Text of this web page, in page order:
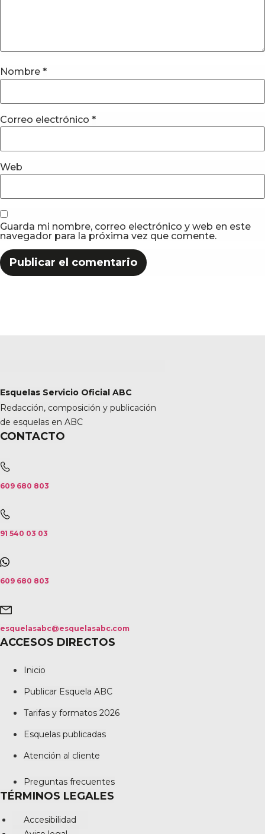
Nombre *
Correo electrónico *
Web
Guarda mi nombre, correo electrónico y web en este
navegador para la próxima vez que comente.
Esquelas Servicio Oficial ABC
Redacción, composición y publicación
de esquelas en ABC
CONTACTO
609 680 803
91 540 03 03
609 680 803
esquelasabc@esquelasabc.com
ACCESOS DIRECTOS
Inicio
Publicar Esquela ABC
Tarifas y formatos 2026
Esquelas publicadas
Atención al cliente
Preguntas frecuentes
TÉRMINOS LEGALES
Accesibilidad